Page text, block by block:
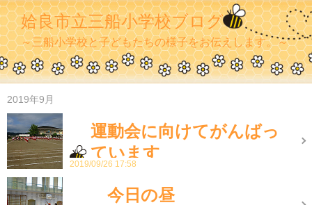
姶良市立三船小学校ブログ
～三船小学校と子どもたちの様子をお伝えします。～
2019年9月
運動会に向けてがんばっ
ています
2019/09/26 17:58
今日の昼